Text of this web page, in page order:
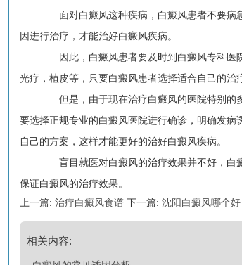
面对白癜风这种疾病，白癜风患者不要病
因进行治疗，才能治好白癜风疾病。
因此，白癜风患者要及时到白癜风专科医院
光疗，植皮等，只要白癜风患者选择适合自己的治
但是，由于现在治疗白癜风的医院特别的
要选择正规专业的白癜风医院进行确诊，明确发
自己的方案，这样才能更好的治好白癜风疾病。
盲目就医对白癜风的治疗效果并不好，白
保证白癜风的治疗效果。
上一篇: 治疗白癜风食谱 下一篇: 沈阳白癜风哪个
相关内容: